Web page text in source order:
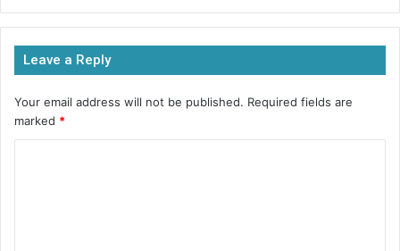
c
e
b
o
o
itt
er
at
s
A
p
p
s
s
e
n
g
ar
e
Leave a Reply
Your email address will not be published. Required fields are
marked *